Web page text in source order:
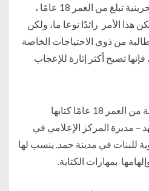
حوراء علي يوسف ، طالبة بحرينية تبلغ من العمر 18 عامًا ،
هذا الأمر رائدًا نوعا ما، ولكن
من ذوي الاحتياجات الخاصة
تصبح أكثر إثارة للإعجاب
أهدت الشابة البحرينية البالغة من العمر 18 عامًا كتابها
– مديرة المركز الإعلامي في
للبنات في مدينة حمد. ينسب لها
بمهارات الكتابة.